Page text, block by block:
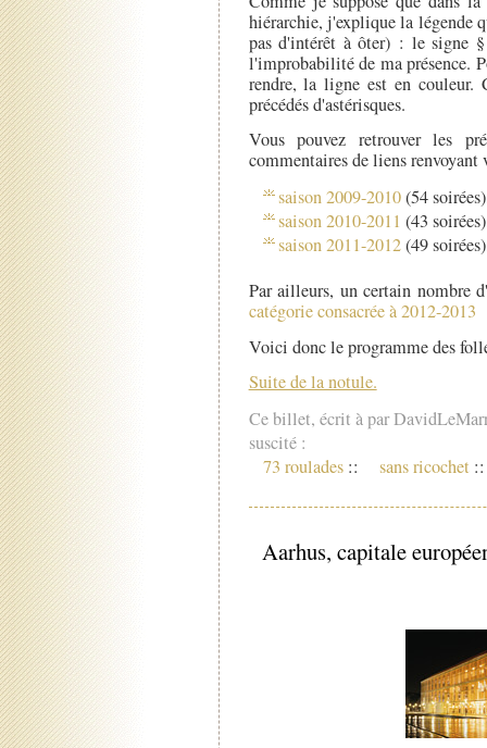
hiérarchie, j'explique la légende
pas d'intérêt à ôter) : le signe
l'improbabilité de ma présence.
rendre, la ligne est en
précédés d'astérisques.
Vous pouvez retrouver les
commentaires de liens renvoyant
saison 2009-2010(54
saison 2010-2011 (43
saison 2011-2012(49
Par ailleurs, un certain nombre
catégorie consacrée à 2012-2013
Voici donc le programme des
Suite de la notule.
Ce billet, écrit à par
suscité :
73 roulades :: sans ricochet ::
Aarhus, capitale